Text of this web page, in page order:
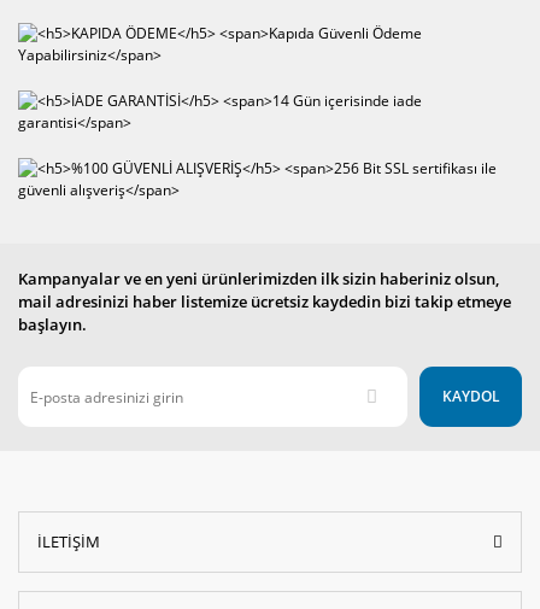
Kampanyalar ve en yeni ürünlerimizden ilk sizin haberiniz olsun,
mail adresinizi haber listemize ücretsiz kaydedin bizi takip etmeye
başlayın.
KAYDOL
İLETİŞİM